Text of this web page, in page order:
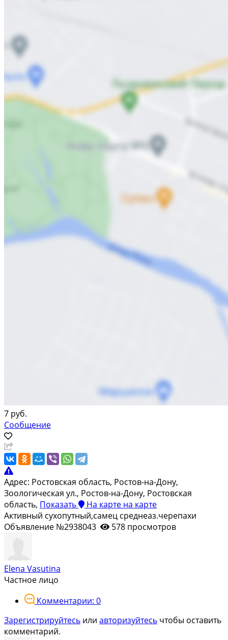
7 руб.
Сообщение
Адрес: Ростовская область, Ростов-на-Дону,
Зоологическая ул., Ростов-на-Дону, Ростовская
область, Показать На карте на карте
Активный сухопутный,самец среднеаз.черепахи
Объявление №2938043
578 просмотров
Elena Vasutina
Частное лицо
Комментарии: 0
Зарегистрируйтесь или авторизуйтесь чтобы оставить
комментарий.